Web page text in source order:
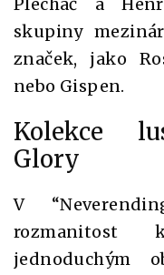
skupiny
značek, jako
nebo Gispen.
Kolekce
Glory
V
rozmanitost
jednoduchým